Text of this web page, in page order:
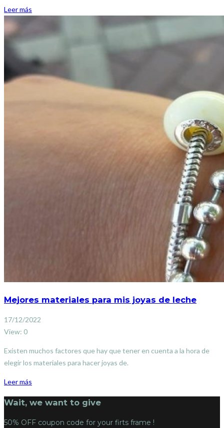
Leer más
Mejores materiales para mis joyas de leche
17/12/2022
View: 0
Existen muchos factores que hay que tener en cuenta a la hora de
elegir los materiales para hacer joyas de.
Leer más
Wait, we want to give
50% OFF coupon code for your firts frame !